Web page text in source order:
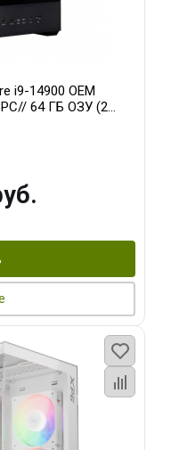
i9-14900 OEM
64 ГБ ОЗУ (2
OC 16GB GDDR7